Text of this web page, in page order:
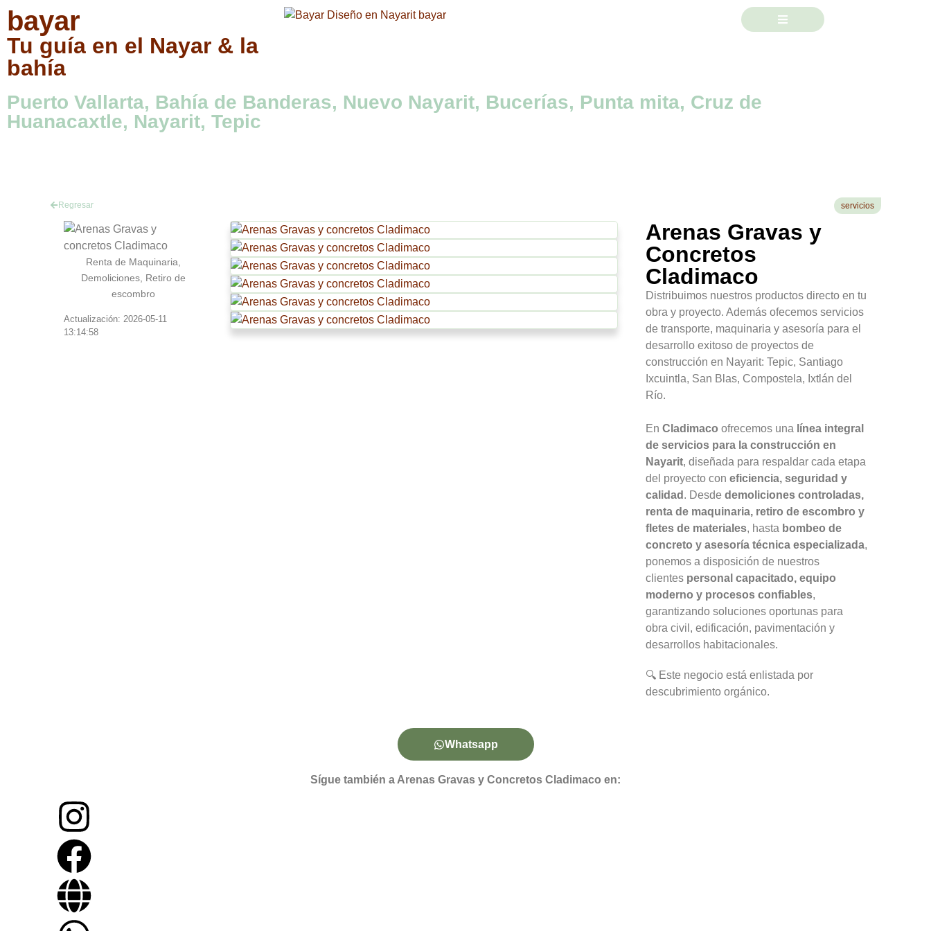
bayar
Tu guía en el Nayar & la
bahía
Puerto Vallarta, Bahía de Banderas, Nuevo Nayarit, Bucerías, Punta mita, Cruz de
Huanacaxtle, Nayarit, Tepic
Regresar servicios
Renta de Maquinaria,
Demoliciones, Retiro de
escombro
Actualización: 2026-05-11
13:14:58
Arenas Gravas y
Concretos
Cladimaco
Distribuimos nuestros productos directo en tu
obra y proyecto. Además ofecemos servicios
de transporte, maquinaria y asesoría para el
desarrollo exitoso de proyectos de
construcción en Nayarit: Tepic, Santiago
Ixcuintla, San Blas, Compostela, Ixtlán del
Río.
En Cladimaco ofrecemos una línea integral
de servicios para la construcción en
Nayarit, diseñada para respaldar cada etapa
del proyecto con eficiencia, seguridad y
calidad . Desde demoliciones controladas,
renta de maquinaria, retiro de escombro y
fletes de materiales, hasta bombeo de
concreto y asesoría técnica especializada,
ponemos a disposición de nuestros
clientes personal capacitado, equipo
moderno y procesos confiables,
garantizando soluciones oportunas para
obra civil, edificación, pavimentación y
desarrollos habitacionales.
🔍 Este negocio está enlistada por
descubrimiento orgánico.
Whatsapp
Sígue también a Arenas Gravas y Concretos Cladimaco en: